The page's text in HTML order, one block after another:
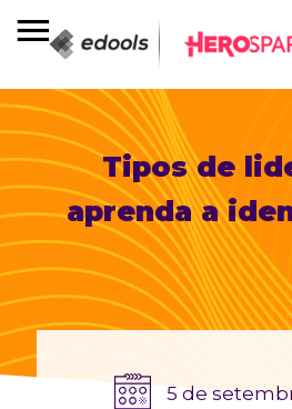
Tipos de
aprenda a
5 de